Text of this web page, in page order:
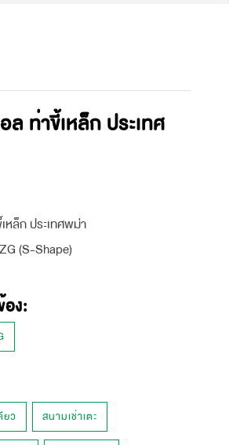
ท่าขี้เหล็ก ประเทศ
ล็ก ประเทศพม่า
(S-Shape)
ง:
ยว สนามเช่าเตะ